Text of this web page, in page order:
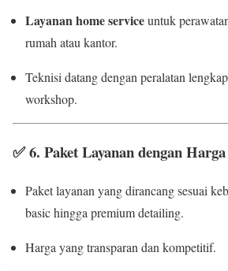
Layanan home serviceuntuk
rumah atau kantor.
Teknisi datang dengan peralatan
workshop.
✅6. Paket Layanan dengan
Paket layanan yang dirancang sesuai
basic hingga premium detailing.
Harga yang transparan dan kompetitif.